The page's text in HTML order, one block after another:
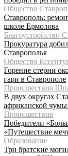
Общество
Ставрополь:
школе Ермолова
Благоустройство
Прокуратура
Ставрополья
Общество
Горение стерни
гари в Ставрополе
Происшествия
В двух округах
африканской чумы
Происшествия
Победители
«Путешествие
Образование
Три братские